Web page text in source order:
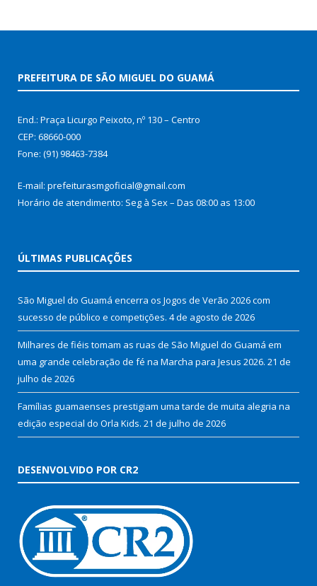
PREFEITURA DE SÃO MIGUEL DO GUAMÁ
End.: Praça Licurgo Peixoto, nº 130 – Centro
CEP: 68660-000
Fone: (91) 98463-7384
E-mail: prefeiturasmgoficial@gmail.com
Horário de atendimento: Seg à Sex – Das 08:00 as 13:00
ÚLTIMAS PUBLICAÇÕES
São Miguel do Guamá encerra os Jogos de Verão 2026 com
sucesso de público e competições. 4 de agosto de 2026
Milhares de fiéis tomam as ruas de São Miguel do Guamá em
uma grande celebração de fé na Marcha para Jesus 2026. 21 de
julho de 2026
Famílias guamaenses prestigiam uma tarde de muita alegria na
edição especial do Orla Kids. 21 de julho de 2026
DESENVOLVIDO POR CR2